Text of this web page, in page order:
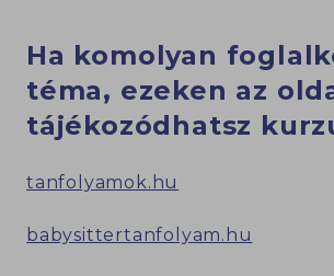
Ha komolyan
téma, ezeken az
tájékozódhatsz
tanfolyamok.hu
babysittertanfolyam.hu